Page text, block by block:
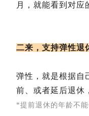
月，就能看到对应
二来，支持弹性退
弹性，就是根据自
前、或者延后退休
*提前退休的年龄不